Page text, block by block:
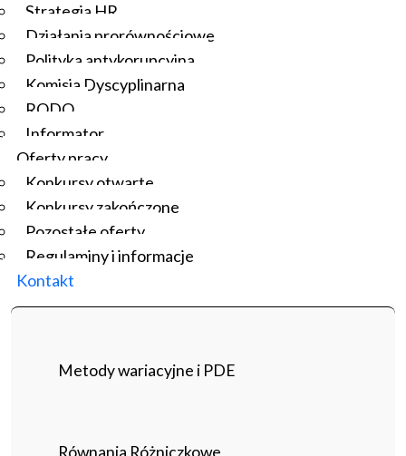
Strategia HR
Działania prorównościowe
Polityka antykorupcyjna
Komisja Dyscyplinarna
RODO
Informator
Oferty pracy
Konkursy otwarte
Konkursy zakończone
Pozostałe oferty
Regulaminy i informacje
Kontakt
Metody wariacyjne i PDE